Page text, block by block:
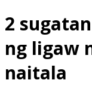
2
ng ligaw
naitala